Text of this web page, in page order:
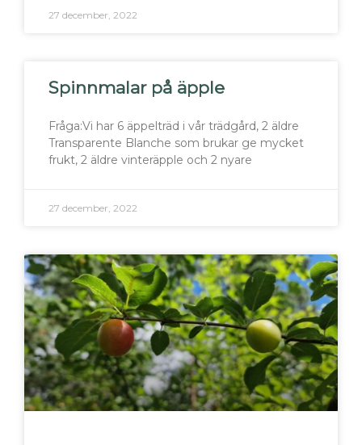
27 december, 2022
Spinnmalar på äpple
Fråga:Vi har 6 äppelträd i vår trädgård, 2 äldre
Transparente Blanche som brukar ge mycket
frukt, 2 äldre vinteräpple och 2 nyare
27 december, 2022